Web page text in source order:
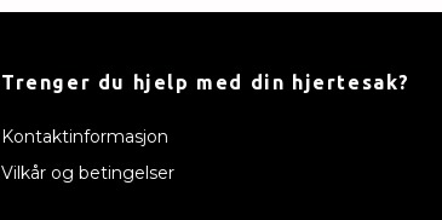
Trenger du hjelp med din hjertesak?
Kontaktinformasjon
Vilkår og betingelser